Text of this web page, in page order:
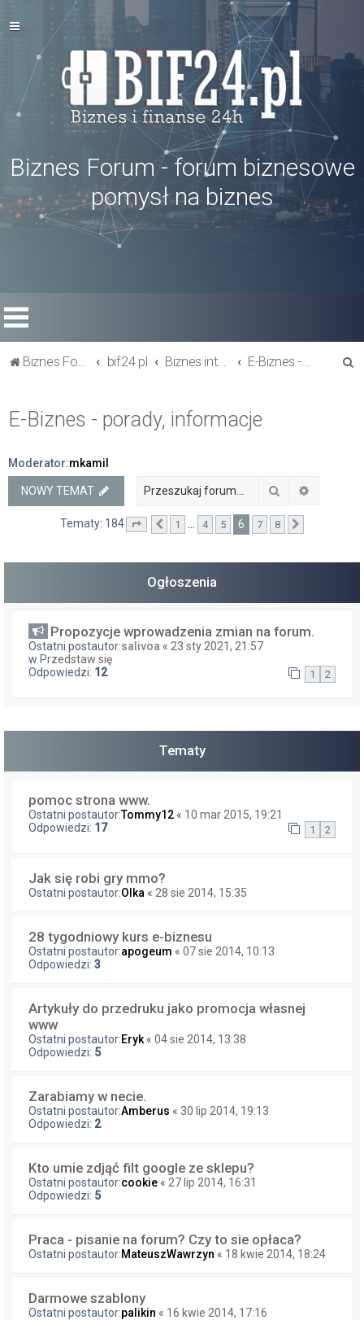
Biznes Forum - forum biznesowe
pomysł na biznes
Biznes Forum bif24.pl Biznes internetowy - zarabianie w internecie E-Biznes - porady, informacje
E-Biznes - porady, informacje
Moderator:mkamil
NOWY TEMAT Szukaj
Tematy: 184 Strona 6 z8
Poprzednia
1 4 5 6 7 8
Ogłoszenia
Propozycje wprowadzenia zmian na forum.
Ostatni postautor:salivoa « 23 sty 2021, 21:57
w Przedstaw się
Odpowiedzi: 12 1 2
Tematy
pomoc strona www.
Ostatni postautor:Tommy12 « 10 mar 2015, 19:21
Odpowiedzi: 17 1 2
Jak się robi gry mmo?
Ostatni postautor:Olka « 28 sie 2014, 15:35
28 tygodniowy kurs e-biznesu
Ostatni postautor:apogeum « 07 sie 2014, 10:13
Odpowiedzi: 3
Artykuły do przedruku jako promocja własnej
www
Ostatni postautor:Eryk « 04 sie 2014, 13:38
Odpowiedzi: 5
Zarabiamy w necie.
Ostatni postautor:Amberus « 30 lip 2014, 19:13
Odpowiedzi: 2
Kto umie zdjąć filt google ze sklepu?
Ostatni postautor:cookie « 27 lip 2014, 16:31
Odpowiedzi: 5
Praca - pisanie na forum? Czy to sie opłaca?
Ostatni postautor:MateuszWawrzyn « 18 kwie 2014, 18:24
Darmowe szablony
Ostatni postautor:palikin « 16 kwie 2014, 17:16